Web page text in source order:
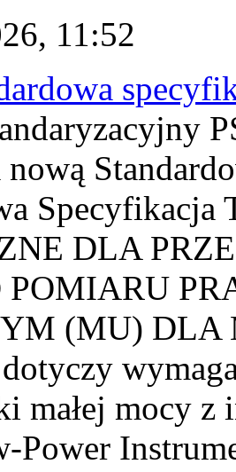
11:52
nową
DLA
POMIARU
(MU) DLA
małej mocy
Power